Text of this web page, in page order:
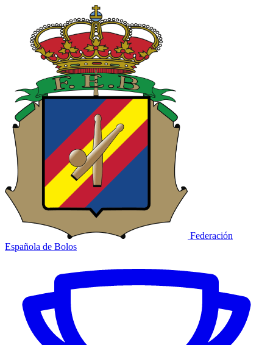
Federación
Española de Bolos